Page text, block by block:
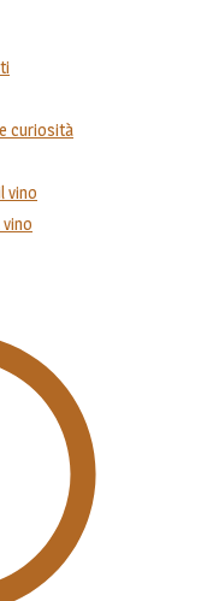
curiosità
vino